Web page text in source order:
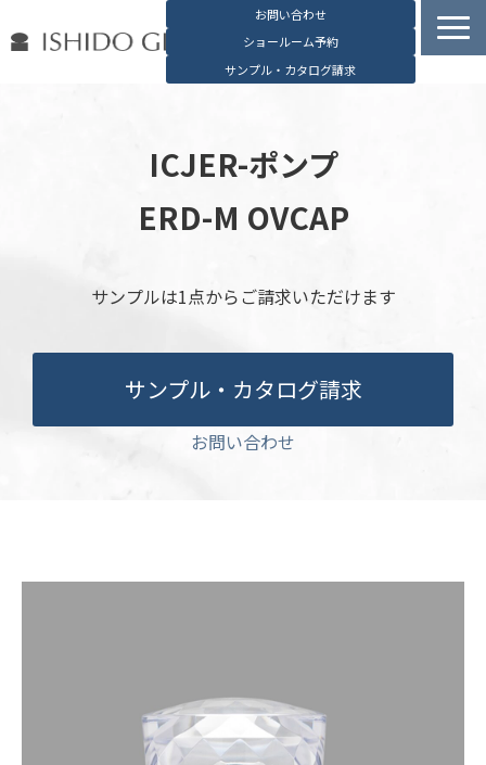
お問い合わせ
ショールーム予約
サンプル・カタログ請求
石堂硝子の特長
石堂硝子が選ばれる理由
ブログ
English
ICJER-ポンプ
ERD-M OVCAP
サンプルは1点からご請求いただけます
サンプル・カタログ請求
お問い合わせ